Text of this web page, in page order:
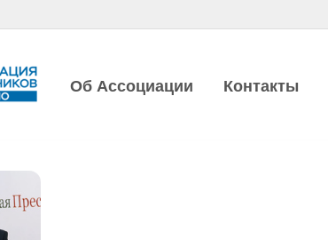
Об Ассоциации Контакты